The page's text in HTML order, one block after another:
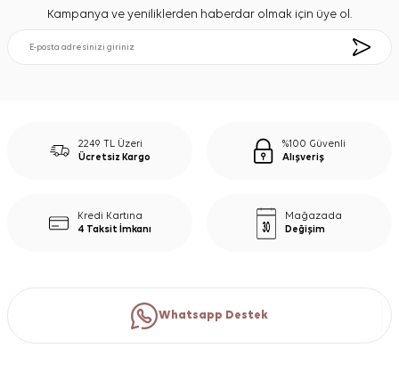
Kampanya ve yeniliklerden haberdar olmak için üye ol.
2249 TL Üzeri
Ücretsiz Kargo
%100 Güvenli
Alışveriş
Kredi Kartına
4 Taksit İmkanı
Mağazada
Değişim
Whatsapp Destek